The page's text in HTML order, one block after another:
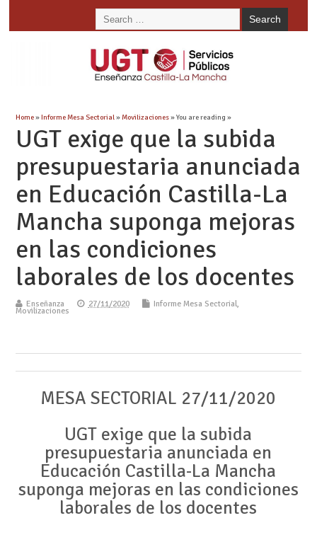
Home»Informe Mesa Sectorial»Movilizaciones» You are reading »
UGT exige que la subida
presupuestaria anunciada
en Educación Castilla-La
Mancha suponga mejoras
en las condiciones
laborales de los docentes
Enseñanza 27/11/2020 Informe Mesa Sectorial,
Movilizaciones
MESA SECTORIAL 27/11/2020
UGT exige que la subida
presupuestaria anunciada en
Educación Castilla-La Mancha
suponga mejoras en las condiciones
laborales de los docentes